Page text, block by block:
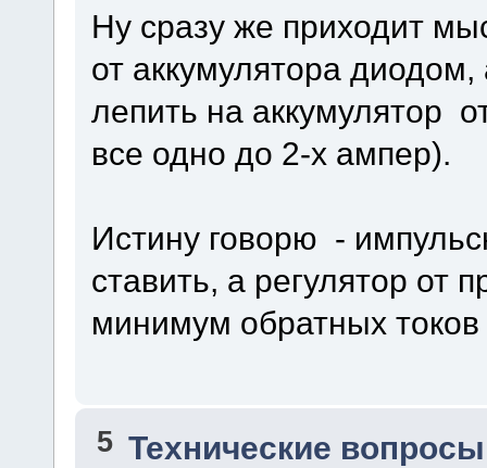
Ну сразу же приходит
от аккумулятора
лепить на аккумулятор
все одно до 2-х ампер).
Истину говорю -
ставить, а регулятор от
минимум обратных токов
5 Технические вопросы